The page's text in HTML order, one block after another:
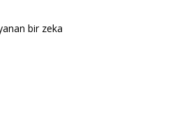
bir zeka